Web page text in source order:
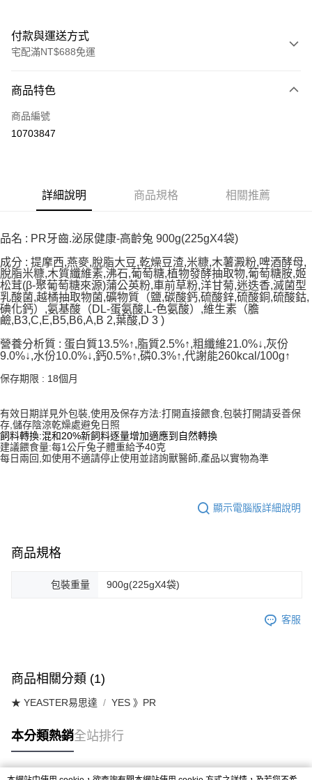
付款與運送方式
宅配滿NT$688免運
信用卡一次付款
信用卡分期付款
上海商業儲蓄銀行
台北富邦商業銀行
國泰世華商業銀行
匯豐（台灣）商業銀行
華泰商業銀行
聯邦商業銀行
遠東國際商業銀行
元大商業銀行
永豐商業銀行
玉山商業銀行
星展（台灣）商業銀行
台新國際商業銀行
中國信託商業銀行
台灣樂天信用卡公司
合作金庫商業銀行
第一商業銀行
國泰世華商業銀行
兆豐國際商業銀行
匯豐（台灣）商業銀行
華泰商業銀行
聯邦商業銀行
遠東國際商業銀行
元大商業銀行
永豐商業銀行
玉山商業銀行
星展（台灣）商業銀行
台新國際商業銀行
台灣樂天信用卡公司
超商取貨付款
Apple Pay
街口支付
悠遊付
AFTEE先享後付
相關說明
【關於「AFTEE先享後付」】
便利好安心！
３．安心：先確認商品／服務後，再付款。
【「AFTEE先享後付」結帳流程】
１．於結帳方式選擇「AFTEE先享後付」後，將跳轉至「AFTEE先享後付」
ATM／網路銀行／等多元方式進行付款，方視為交易完成。
後付繳納相關費用。
※ 交易是否成功請以「AFTEE先享後付 」之結帳頁面顯示為準，若有關於
客戶支援中心」https://netprotections.freshdesk.com/support/home
１．透過由恩沛科技股份有限公司提供之「AFTEE先享後付」服務完成之交
https://aftee.tw/terms/#terms3
３．未成年的使用者請事先徵得法定代理人或監護人之同意方可使用
任。
時審查核予不同之上限額度；若仍有額度不足之情形，本公司將視審查結果
恩沛科技股份有限公司將有權停止該用戶之使用額度並採取法律行動。
全家取貨付款
每筆NT$65
商品特色
商品編號
10703847
詳細說明 商品規格 相關推薦
品名 : PR牙齒.泌尿健康-高齡兔 900g(225gX4袋)
成分 : 提摩西,燕麥,脫脂大豆,乾燥豆渣,米糠,木薯澱粉,啤酒酵母,
脫脂米糠,木質纖維素,沸石,葡萄糖,植物發酵抽取物,葡萄糖胺,姬
松茸(β-聚葡萄糖來源)蒲公英粉,車前草粉,洋甘菊,迷迭香,滅菌型
乳酸菌,越橘抽取物菌,礦物質（鹽,碳酸鈣,硫酸鋅,硫酸銅,硫酸鈷,
碘化鈣）,氨基酸（DL-蛋氨酸,L-色氨酸）,維生素（膽
鹼,B3,C,E,B5,B6,A,B 2,葉酸,D 3 )
營養分析質 : 蛋白質13.5%↑,脂質2.5%↑,粗纖維21.0%↓,灰份
9.0%↓,水份10.0%↓,鈣0.5%↑,磷0.3%↑,代謝能260kcal/100g↑
保存期限 : 18個月
有效日期詳見外包裝 使用及保存方法:打開直接餵食 包裝打開請妥善保
存 儲存陰涼乾燥處避免日照
飼料轉換:混和20%新飼料逐量增加適應到自然轉換
建議餵食量:每1公斤兔子體重給予40克
每日兩回 如使用不適請停止使用並諮詢獸醫師 產品以實物為準
顯示電腦版詳細說明
商品規格
包裝重量 900g(225gX4袋)
客服
商品相關分類 (1)
★ YEASTER易思達 YES 》PR
本分類熱銷全站排行